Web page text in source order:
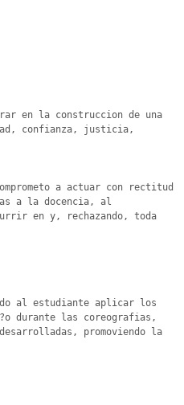
en la construccion de una
confianza, justicia,
a actuar con rectitud
a la docencia, al
en y, rechazando, toda
al estudiante aplicar los
durante las coreografias,
promoviendo la